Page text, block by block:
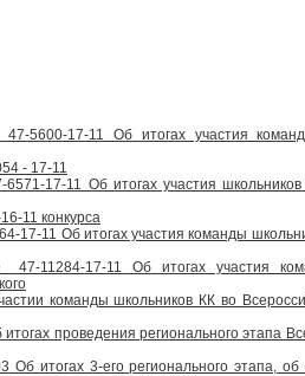
17-11 Об итогах участия
- 17-11
17-11 Об итогах участия школьников
11 конкурса
11 Об итогах участия команды
11284-17-11 Об итогах участия
команды школьников КК во
проведения регионального этапа
итогах 3-его регионального этапа, об